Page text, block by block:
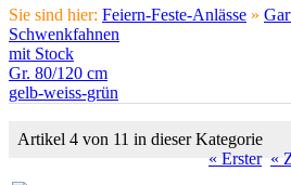
Sie sind hier: Feiern-Feste-Anlässe »
Schwenkfahnen
mit Stock
Gr. 80/120 cm
gelb-weiss-grün
Artikel 4 von 11 in dieser Kategorie
« Erster «